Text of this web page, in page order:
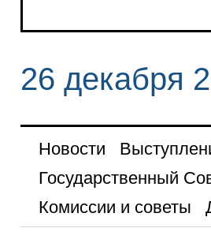
26 декабря
Новости
Государственный
Комиссии и советы